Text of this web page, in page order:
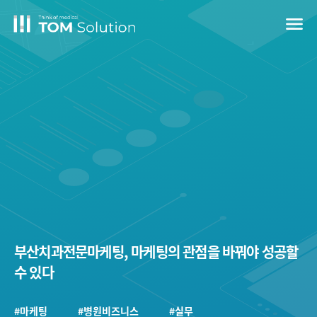
menu
부산치과전문마케팅, 마케팅의 관점을 바꿔야 성공할
수 있다
#마케팅 #병원비즈니스 #실무